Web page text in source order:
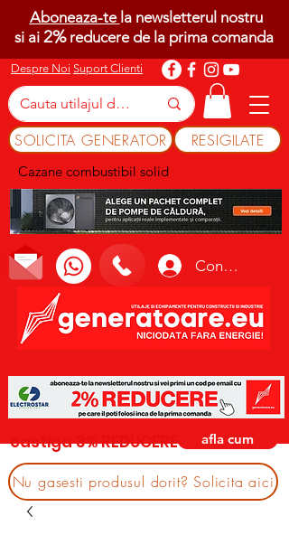
Despre Noi Suport Clienti
SOLICITA GENERATOR RESIGILATE
Cazane combustibil solid
Conectează-te
Aboneaza-te la newsletterul nostru
si ai 2%reducere de la prima comanda
castiga 3% REDUCERE afla cum
Nu gasesti produsul dorit? Solicita aici